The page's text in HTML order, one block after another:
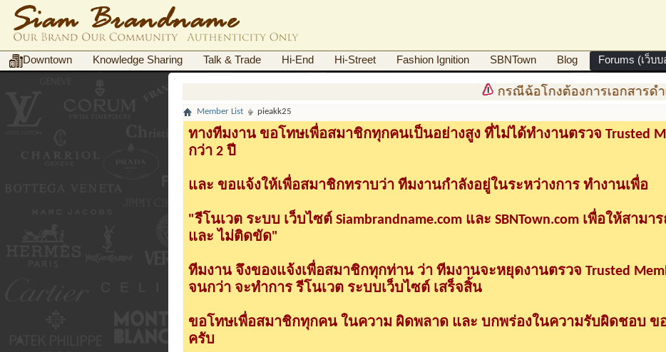
Downtown Knowledge Sharing Talk & Trade Hi-End Hi-Street Fashion Ignition SBNTown Blog Forums (เว็บ
กรณีฉ้อโกงต้องการเอกสารดำเ
Member List pieakk25
ทางทีมงาน ขอโทษเพื่อสมาชิกทุกคนเป็นอย่างสูง ที่ไม่ได้ทำงานตรวจ Trusted
กว่า 2 ปี
และ ขอแจ้งให้เพื่อสมาชิกทราบว่า ทีมงานกำลังอยู่ในระหว่างการ ทำงานเพื่อ
"รีโนเวต ระบบ เว็บไซต์ Siambrandname.com และ SBNTown.com เพื่อให้สาม
และ ไม่ติดขัด"
ทีมงาน จึงของแจ้งเพื่อสมาชิกทุกท่าน ว่า ทีมงานจะหยุดงานตรวจ Trusted
จนกว่า จะทำการ รีโนเวต ระบบเว็บไซต์ เสร็จสิ้น
ขอโทษเพื่อสมาชิกทุกคน ในความ ผิดพลาด และ บกพร่องในความรับผิดชอบ ข
ครับ